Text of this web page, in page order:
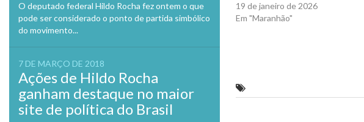
O deputado federal Hildo Rocha fez ontem o que
pode ser considerado o ponto de partida simbólico
do movimento...
7 DE MARÇO DE 2018
Ações de Hildo Rocha
ganham destaque no maior
site de política do Brasil
19 de janeiro de 2026
Em "Maranhão"